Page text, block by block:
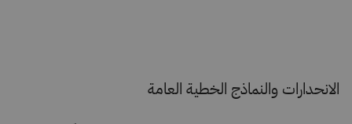
الانحدارات والنماذج الخطية العامة